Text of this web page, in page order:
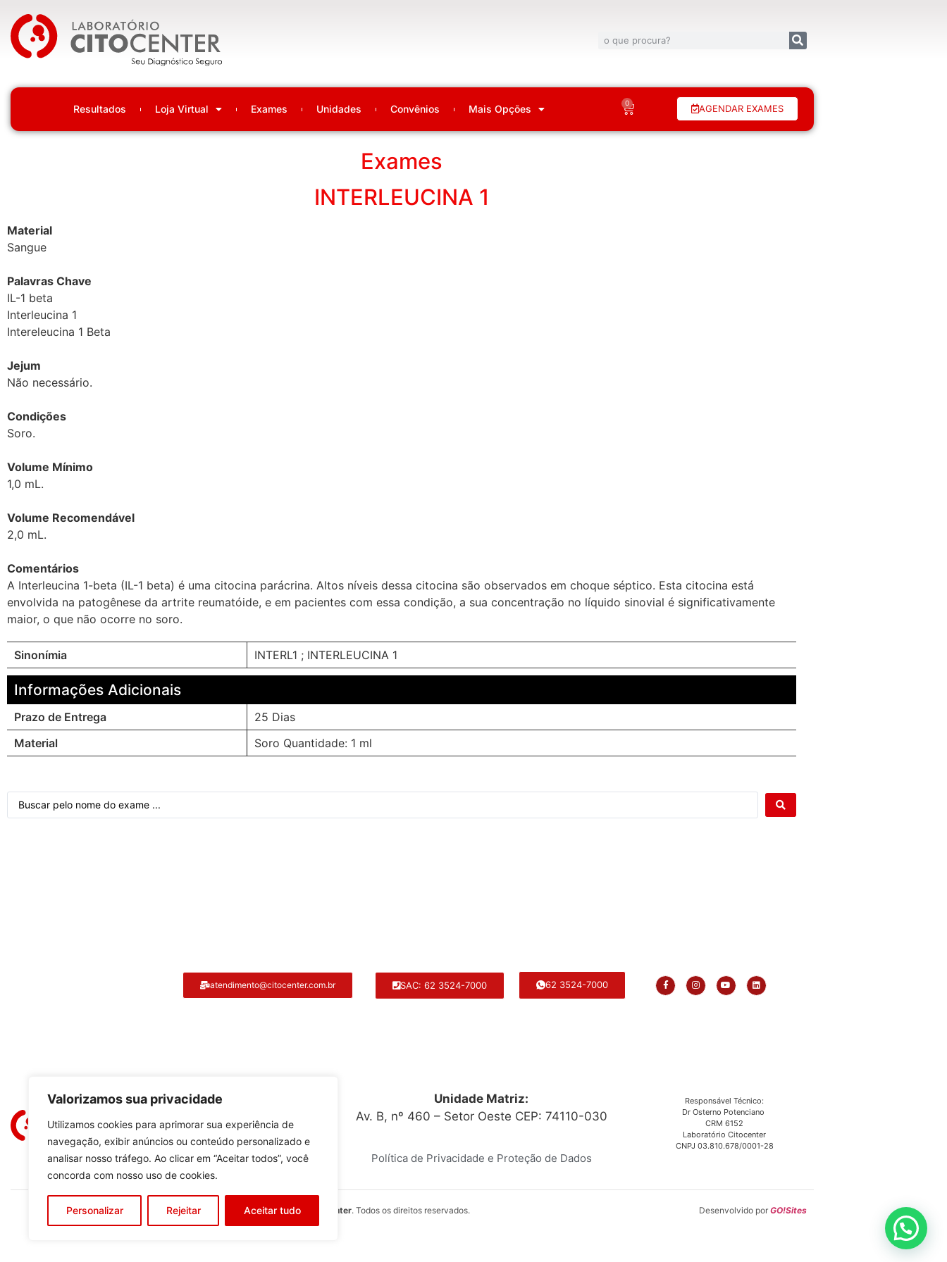
Valorizamos sua privacidade
Utilizamos cookies para aprimorar sua experiência de
navegação, exibir anúncios ou conteúdo personalizado e
analisar nosso tráfego. Ao clicar em “Aceitar todos”, você
concorda com nosso uso de cookies.
Personalizar Rejeitar Aceitar tudo
Laboratório Citocenter
Resultados Loja Virtual Exames Unidades Convênios Mais Opções 0 AGENDAR EXAMES
Exames
INTERLEUCINA 1
Material
Sangue
Palavras Chave
IL-1 beta
Interleucina 1
Intereleucina 1 Beta
Jejum
Não necessário.
Condições
Soro.
Volume Mínimo
1,0 mL.
Volume Recomendável
2,0 mL.
Comentários
A Interleucina 1-beta (IL-1 beta) é uma citocina parácrina. Altos níveis dessa citocina são observados em choque séptico. Esta citocina está
envolvida na patogênese da artrite reumatóide, e em pacientes com essa condição, a sua concentração no líquido sinovial é significativamente
maior, o que não ocorre no soro.
Sinonímia INTERL1 ; INTERLEUCINA 1
Informações Adicionais
Prazo de Entrega
25 Dias
Material
Soro Quantidade: 1 ml
atendimento@citocenter.com.br SAC: 62 3524-7000 62 3524-7000
Unidade Matriz:
Av. B, nº 460 – Setor Oeste CEP: 74110-030
Política de Privacidade e Proteção de Dados
Responsável Técnico:
Dr Osterno Potenciano
CRM 6152
Laboratório Citocenter
CNPJ 03.810.678/0001-28
Copyright © 2023 Citocenter. Todos os direitos reservados. Desenvolvido porGO!Sites